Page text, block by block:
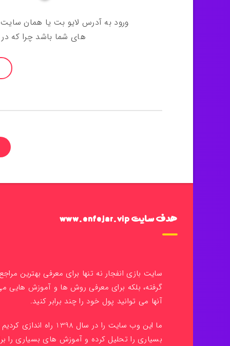
ورود به آدرس لایو بت یا همان
های شما باشد چرا که
هدف سایت www.enfejar.vip
سایت بازی انفجار نه تنها برای معرفی بهترین
گرفته، بلکه برای معرفی روش ها و آموزش هایی
آنها می توانید پول خود را چند برابر کنید.
ما این وب سایت را در سال
بسیاری را تحلیل کرده و آموزش های بسیاری را